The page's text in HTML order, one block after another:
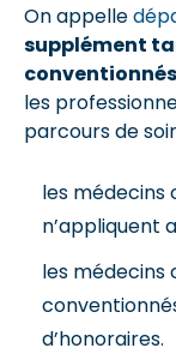
On appelle
supplément
conventionnés
les
parcours de
les médecins
n’appliquent
les médecins
d’honoraires.